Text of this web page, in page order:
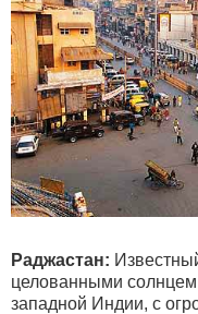
Раджастан:
целованными
западной Индии, с